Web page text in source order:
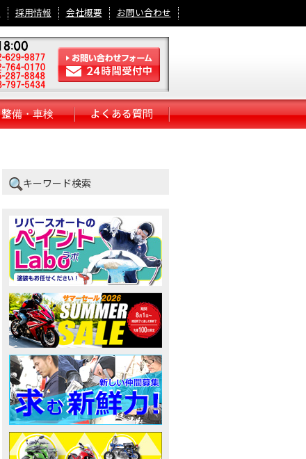
採用情報 会社概要 お問い合わせ
整備・車検 よくある質問
キーワード検索